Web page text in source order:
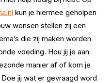
kun je hiermee geholpen
wensen stellen zij een
die zij maken worden
voeding. Hou jij je aan
manier af of kom je
jij wat er gevraagd word